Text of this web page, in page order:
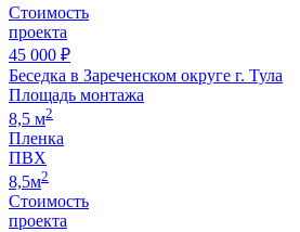
Стоимость
проекта
45 000 ₽
Беседка в Зареченском округе г. Тула
Площадь монтажа
8,5 м2
Пленка
ПВХ
8,5м2
Стоимость
проекта